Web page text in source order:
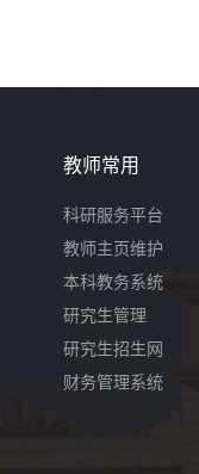
教师常用
科研服务平台
教师主页维护
本科教务系统
研究生管理
研究生招生网
财务管理系统